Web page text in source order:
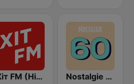
Хіт FM (Hit FM) - Best Nostalgie 60